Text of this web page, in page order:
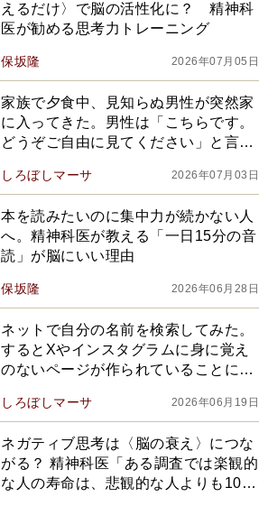
えるだけ〉で脳の活性化に？ 精神科
医が勧める思考力トレーニング
保坂隆 2026年07月05日
家族で夕食中、見知らぬ男性が突然家
に入ってきた。男性は「こちらです。
どうぞご自由に見てください」と言
しろぼしマーサ 2026年07月03日
本を読みたいのに集中力が続かない人
へ。精神科医が教える「一日15分の音
読」が脳にいい理由
保坂隆 2026年06月28日
ネットで自分の名前を検索してみた。
するとXやインスタグラムに身に覚え
のないページが作られていることに気
しろぼしマーサ 2026年06月19日
ネガティブ思考は〈脳の衰え〉につな
がる？ 精神科医「ある調査では楽観的
な人の寿命は、悲観的な人よりも10年